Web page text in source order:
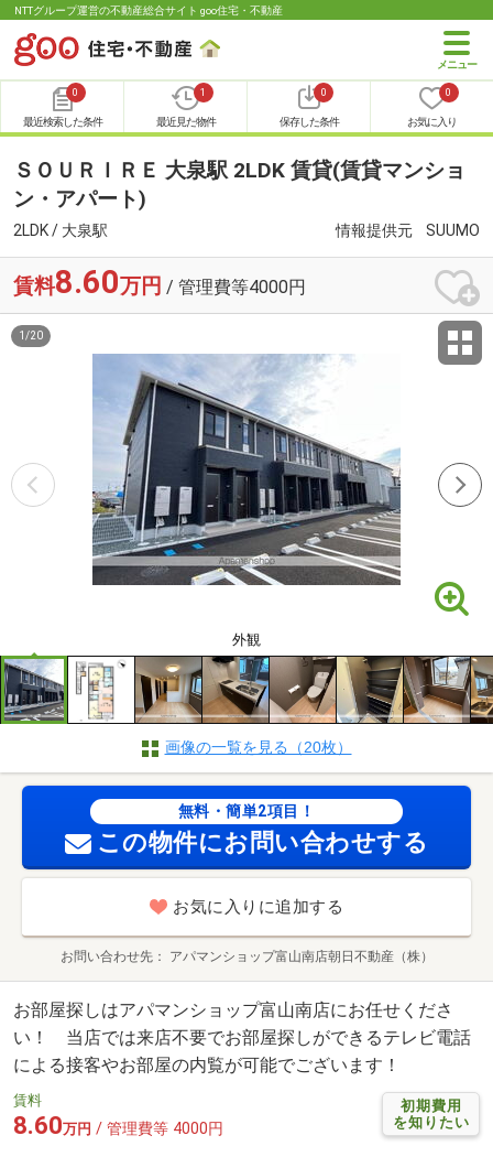
NTTグループ運営の不動産総合サイト goo住宅・不動産
0
最近検索した条件
1
最近見た物件
0
保存した条件
0
お気に入り
ＳＯＵＲＩＲＥ 大泉駅 2LDK 賃貸(賃貸マンショ
ン・アパート)
2LDK / 大泉駅 情報提供元 SUUMO
賃料8.60万円 / 管理費等4000円
外観
1 /20
画像の一覧を見る（20枚）
無料・簡単2項目！
この物件にお問い合わせする
お気に入りに追加する
お問い合わせ先 アパマンショップ富山南店朝日不動産（株）
お部屋探しはアパマンショップ富山南店にお任せくださ
い！ 当店では来店不要でお部屋探しができるテレビ電話
による接客やお部屋の内覧が可能でございます！
初期費用
を知りたい
賃料
8.60万円 / 管理費等 4000円